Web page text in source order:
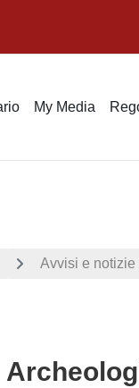
My Media
Avvisi e notizie